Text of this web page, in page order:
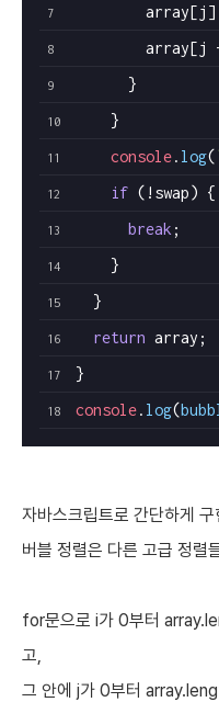
array[j
      }
    }
console. log(
if (!swap) {
break ;
    }
  }
return array;
}
console. log(
자바스크립트로 간단하게
버블 정렬은 다른 고급 정렬
for문으로 i가 0부터
고,
그 안에 j가 0부터